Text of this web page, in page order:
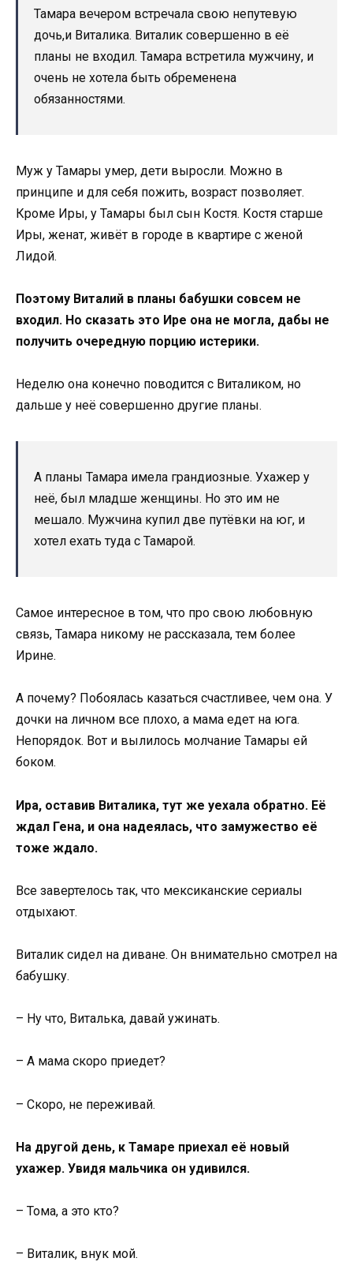
Тамара вечером встречала свою непутевую
дочь,и Виталика. Виталик совершенно в её
планы не входил. Тамара встретила мужчину, и
очень не хотела быть обременена
обязанностями.
Муж у Тамары умер, дети выросли. Можно в
принципе и для себя пожить, возраст позволяет.
Кроме Иры, у Тамары был сын Костя. Костя старше
Иры, женат, живёт в городе в квартире с женой
Лидой.
Поэтому Виталий в планы бабушки совсем не
входил. Но сказать это Ире она не могла, дабы не
получить очередную порцию истерики.
Неделю она конечно поводится с Виталиком, но
дальше у неё совершенно другие планы.
А планы Тамара имела грандиозные. Ухажер у
неё, был младше женщины. Но это им не
мешало. Мужчина купил две путёвки на юг, и
хотел ехать туда с Тамарой.
Самое интересное в том, что про свою любовную
связь, Тамара никому не рассказала, тем более
Ирине.
А почему? Побоялась казаться счастливее, чем она. У
дочки на личном все плохо, а мама едет на юга.
Непорядок. Вот и вылилось молчание Тамары ей
боком.
Ира, оставив Виталика, тут же уехала обратно. Её
ждал Гена, и она надеялась, что замужество её
тоже ждало.
Все завертелось так, что мексиканские сериалы
отдыхают.
Виталик сидел на диване. Он внимательно смотрел на
бабушку.
– Ну что, Виталька, давай ужинать.
– А мама скоро приедет?
– Скоро, не переживай.
На другой день, к Тамаре приехал её новый
ухажер. Увидя мальчика он удивился.
– Тома, а это кто?
– Виталик, внук мой.